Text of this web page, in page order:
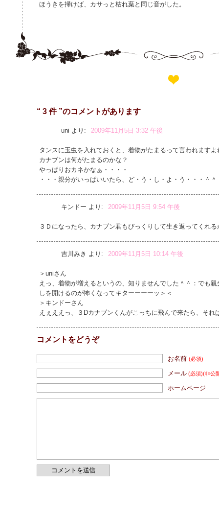
ほうきを掃けば、カサっと枯れ葉と同じ音がした。
“ 3 件 ”のコメントがあります
uni より: 2009年11月5日 3:32 午後
タンスに玉虫を入れておくと、着物がたまるって言われますよ
カナブンは何がたまるのかな？
やっぱりおカネかなぁ・・・・
・・・親分がいっぱいいたら、ど・う・し・よ・う・・・＾＾
キンドー より: 2009年11月5日 9:54 午後
３Ｄになったら、カナブン君もびっくりして生き返ってくれ
吉川みき より: 2009年11月5日 10:14 午後
＞uniさん
えっ、着物が増えるというの、知りませんでした＾＾：でも
しを開けるのが怖くなってキターーーーッ＞＜
＞キンドーさん
えぇええっ、３Dカナブンくんがこっちに飛んで来たら、それ
コメントをどうぞ
お名前 (必須)
メール (必須)(非公
ホームページ